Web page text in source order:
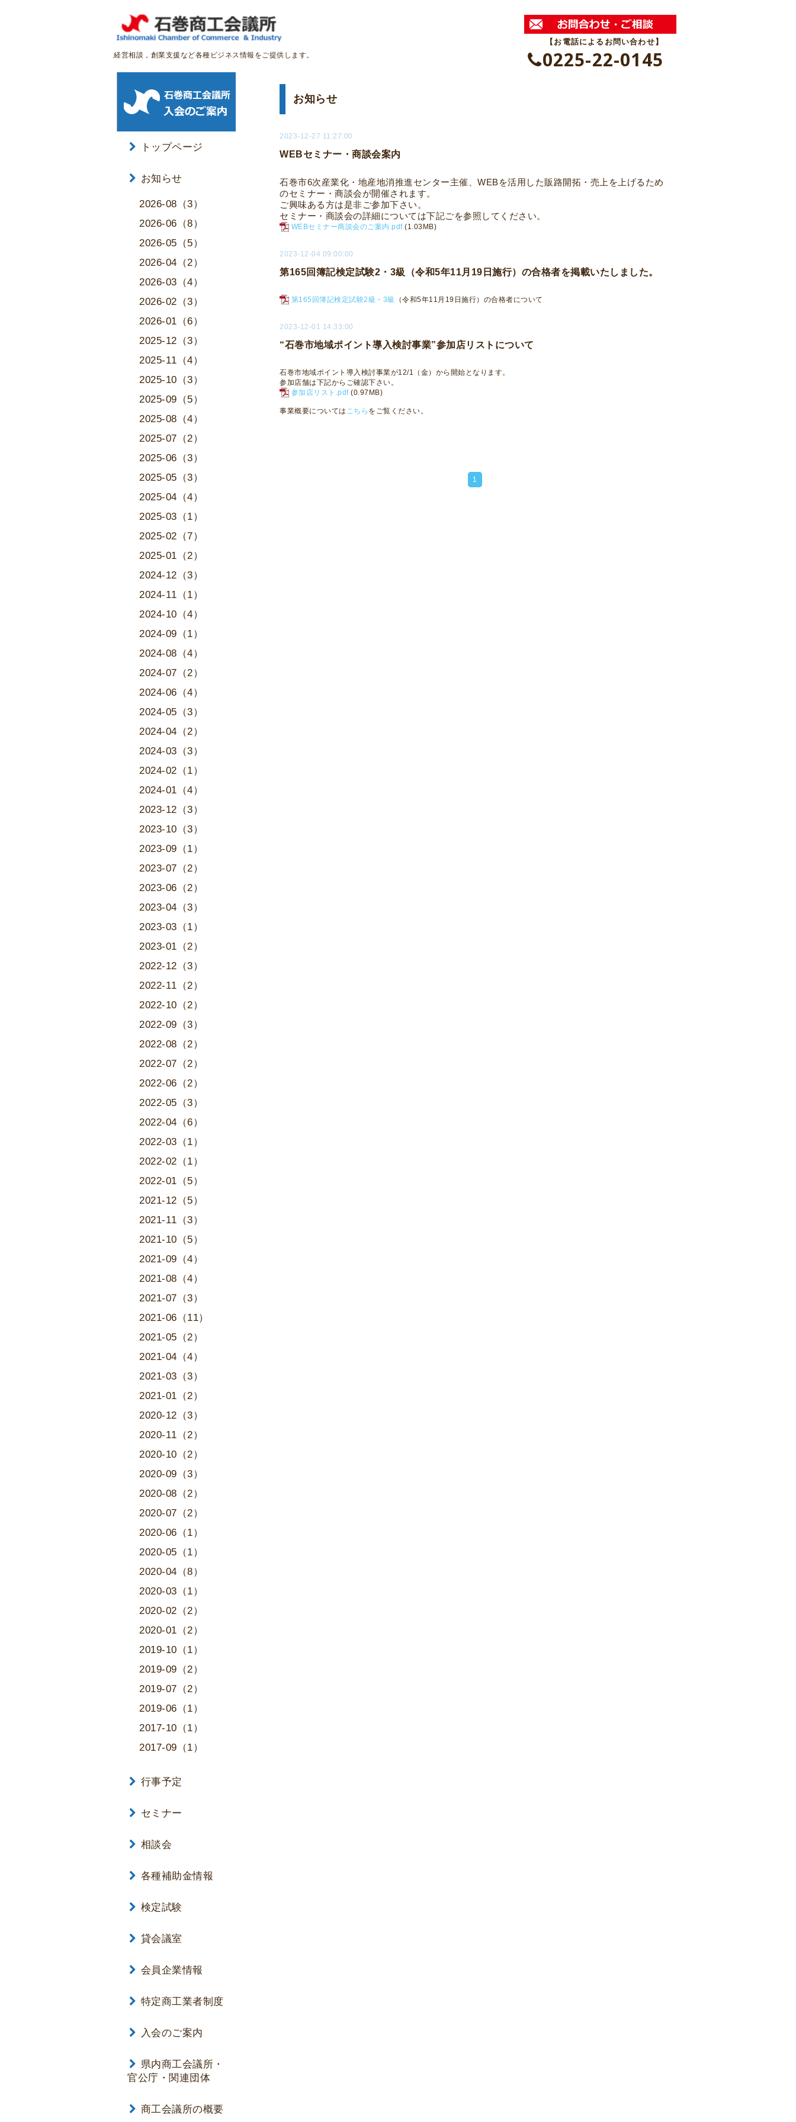
【お電話によるお問い合わせ】
0225-22-0145
経営相談，創業支援など各種ビジネス情報をご提供します。
お知らせ
2023-12-27 11:27:00
WEBセミナー・商談会案内
石巻市6次産業化・地産地消推進センター主催、 WEBを活用した販路開拓・売上を上げるため
のセミナー・商談会が開催されます。
ご興味ある方は是非ご参加下さい。
セミナー・商談会の詳細については下記ごを参照してください。
WEBセミナー商談会のご案内.pdf (1.03MB)
2023-12-04 09:00:00
第165回簿記検定試験2・3級（令和5年11月19日施行）の合格者を掲載いたしました。
第165回簿記検定試験2級・3級 （令和5年11月19日施行）の合格者について
2023-12-01 14:33:00
“石巻市地域ポイント導入検討事業”参加店リストについて
石巻市地域ポイント導入検討事業が12/1（金）から開始となります。
参加店舗は下記からご確認下さい。
参加店リスト.pdf (0.97MB)
事業概要については こちら をご覧ください。
1
トップページ
お知らせ
2026-08（3）
2026-06（8）
2026-05（5）
2026-04（2）
2026-03（4）
2026-02（3）
2026-01（6）
2025-12（3）
2025-11（4）
2025-10（3）
2025-09（5）
2025-08（4）
2025-07（2）
2025-06（3）
2025-05（3）
2025-04（4）
2025-03（1）
2025-02（7）
2025-01（2）
2024-12（3）
2024-11（1）
2024-10（4）
2024-09（1）
2024-08（4）
2024-07（2）
2024-06（4）
2024-05（3）
2024-04（2）
2024-03（3）
2024-02（1）
2024-01（4）
2023-12（3）
2023-10（3）
2023-09（1）
2023-07（2）
2023-06（2）
2023-04（3）
2023-03（1）
2023-01（2）
2022-12（3）
2022-11（2）
2022-10（2）
2022-09（3）
2022-08（2）
2022-07（2）
2022-06（2）
2022-05（3）
2022-04（6）
2022-03（1）
2022-02（1）
2022-01（5）
2021-12（5）
2021-11（3）
2021-10（5）
2021-09（4）
2021-08（4）
2021-07（3）
2021-06（11）
2021-05（2）
2021-04（4）
2021-03（3）
2021-01（2）
2020-12（3）
2020-11（2）
2020-10（2）
2020-09（3）
2020-08（2）
2020-07（2）
2020-06（1）
2020-05（1）
2020-04（8）
2020-03（1）
2020-02（2）
2020-01（2）
2019-10（1）
2019-09（2）
2019-07（2）
2019-06（1）
2017-10（1）
2017-09（1）
行事予定
セミナー
相談会
各種補助金情報
検定試験
貸会議室
会員企業情報
特定商工業者制度
入会のご案内
県内商工会議所・
官公庁・関連団体
商工会議所の概要